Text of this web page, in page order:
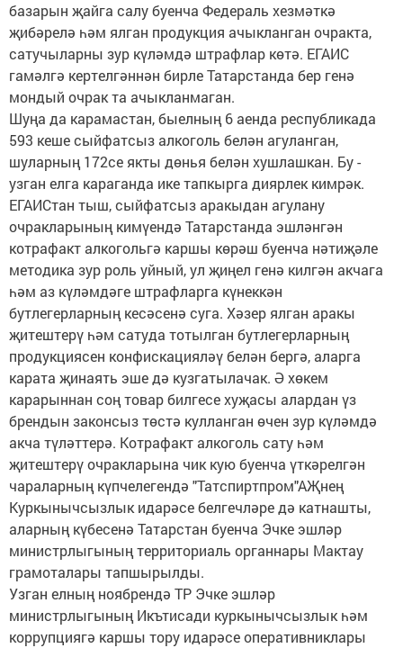
базарын җайга салу буенча Федераль хезмәткә
җибәрелә һәм ялган продукция ачыкланган очракта,
сатучыларны зур күләмдә штрафлар көтә. ЕГАИС
гамәлгә кертелгәннән бирле Татарстанда бер генә
мондый очрак та ачыкланмаган.
Шуңа да карамастан, быелның 6 аенда республикада
593 кеше сыйфатсыз алкоголь белән агуланган,
шуларның 172се якты дөнья белән хушлашкан. Бу -
узган елга караганда ике тапкырга диярлек кимрәк.
ЕГАИСтан тыш, сыйфатсыз аракыдан агулану
очракларының кимүендә Татарстанда эшләнгән
котрафакт алкогольгә каршы көрәш буенча нәтиҗәле
методика зур роль уйный, ул җиңел генә килгән акчага
һәм аз күләмдәге штрафларга күнеккән
бутлегерларның кесәсенә суга. Хәзер ялган аракы
җитештерү һәм сатуда тотылган бутлегерларның
продукциясен конфискацияләү белән бергә, аларга
карата җинаять эше дә кузгатылачак. Ә хөкем
карарыннан соң товар билгесе хуҗасы алардан үз
брендын законсыз төстә кулланган өчен зур күләмдә
акча түләттерә. Котрафакт алкоголь сату һәм
җитештерү очракларына чик кую буенча үткәрелгән
чараларның күпчелегендә "Татспиртпром"АҖнең
Куркынычсызлык идарәсе белгечләре дә катнашты,
аларның күбесенә Татарстан буенча Эчке эшләр
министрлыгының территориаль органнары Мактау
грамоталары тапшырылды.
Узган елның ноябрендә ТР Эчке эшләр
министрлыгының Икътисади куркынычсызлык һәм
коррупциягә каршы тору идарәсе оперативниклары